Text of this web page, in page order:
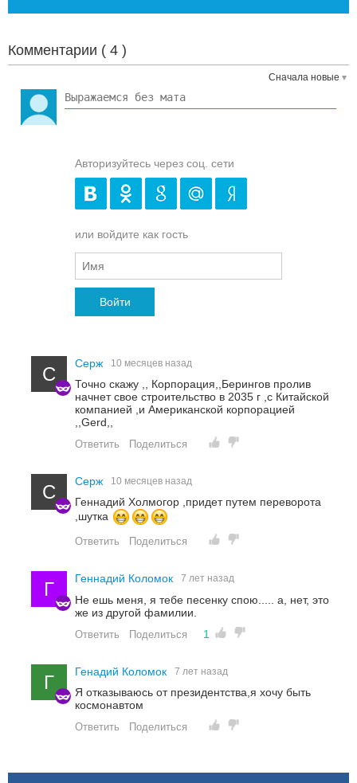
Комментарии ( 4 )
Сначала новые
Авторизуйтесь через соц. сети
или войдите как гость
Войти
С Серж 10 месяцев назад
Точно скажу ,, Корпорация,,Берингов пролив
начнет свое строительство в 2035 г ,с Китайской
компанией ,и Американской корпорацией
,,Gerd,,
Ответить Поделиться
С Серж 10 месяцев назад
Геннадий Холмогор ,придет путем переворота
,шутка
Ответить Поделиться
Г Геннадий Коломок 7 лет назад
Не ешь меня, я тебе песенку спою..... а, нет, это
же из другой фамилии.
Ответить Поделиться 1
Г Генадий Коломок 7 лет назад
Я отказываюсь от президентства,я хочу быть
космонавтом
Ответить Поделиться